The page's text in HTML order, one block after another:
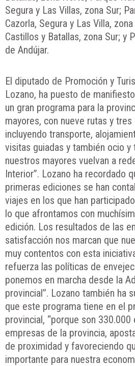
Segura y Las Villas, zona Sur;
Cazorla, Segura y Las Villa,
Castillos y Batallas, zona Sur; y
de Andújar.
El diputado de Promoción y
Lozano, ha puesto de
un gran programa para la
mayores, con nueve rutas y
incluyendo transporte,
visitas guiadas y también ocio
nuestros mayores vuelvan a
Interior”. Lozano ha recordado
primeras ediciones se han
viajes en los que han
lo que afrontamos con
edición. Los resultados de las
satisfacción nos marcan que
muy contentos con esta
refuerza las políticas de
ponemos en marcha desde la
provincial”. Lozano también ha
que este programa tiene en el
provincial, “porque son
empresas de la provincia,
de proximidad y favoreciendo
importante para nuestra